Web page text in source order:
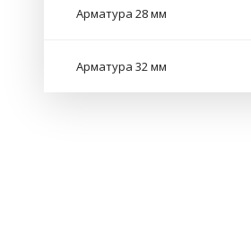
Арматура 28 мм
Арматура 32 мм